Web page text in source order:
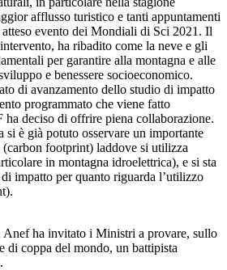
afflusso turistico e tanti appuntamenti
evento dei Mondiali di Sci 2021. Il
ha ribadito come la neve e gli
per garantire alla montagna e alle
e benessere socioeconomico.
di avanzamento dello studio di impatto
programmato che viene fatto
deciso di offrire piena collaborazione.
si è già potuto osservare un importante
(carbon footprint) laddove si utilizza
in montagna idroelettrica), e si sta
impatto per quanto riguarda l’utilizzo
ha invitato i Ministri a provare, sullo
di coppa del mondo, un battipista